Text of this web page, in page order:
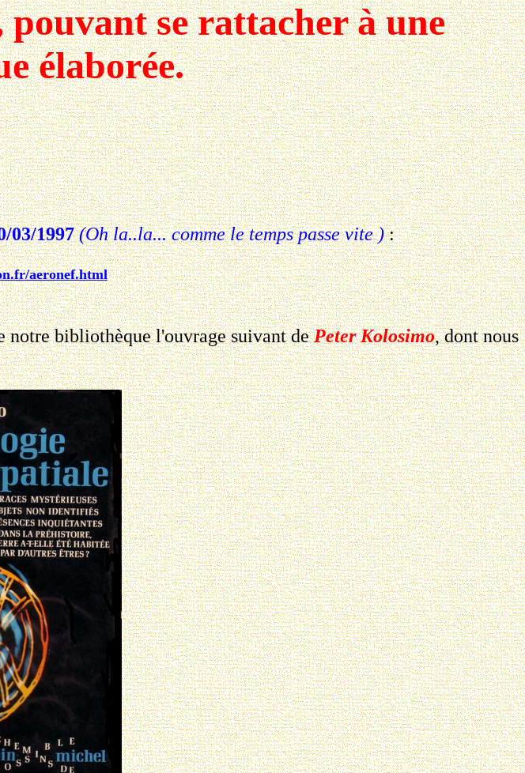
pouvant se rattacher à une
élaborée.
03/1997 (Oh la..la... comme le temps passe vite ):
aeronef.html
notre bibliothèque l'ouvrage suivant dePeter Kolosimo, dont nous